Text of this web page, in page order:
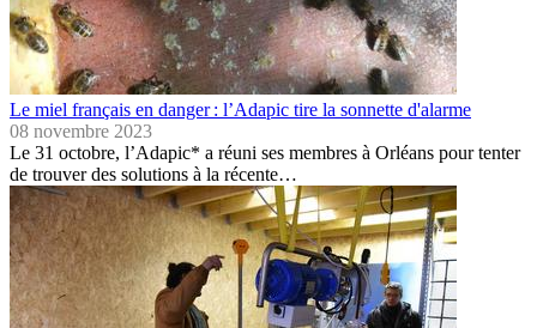
Le miel français en danger : l’Adapic tire la sonnette d'alarme
08 novembre 2023
Le 31 octobre, l’Adapic* a réuni ses membres à Orléans pour tenter
de trouver des solutions à la récente…